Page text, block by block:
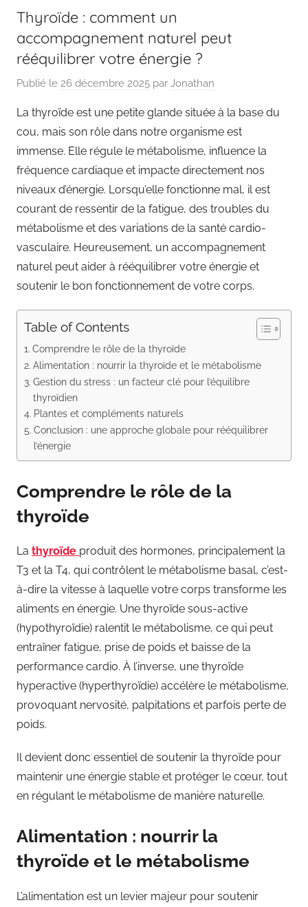
Thyroïde : comment un
accompagnement naturel peut
rééquilibrer votre énergie ?
Publié le 26 décembre 2025 par Jonathan
La thyroïde est une petite glande située à la base du
cou, mais son rôle dans notre organisme est
immense. Elle régule le métabolisme, influence la
fréquence cardiaque et impacte directement nos
niveaux d’énergie. Lorsqu’elle fonctionne mal, il est
courant de ressentir de la fatigue, des troubles du
métabolisme et des variations de la santé cardio-
vasculaire. Heureusement, un accompagnement
naturel peut aider à rééquilibrer votre énergie et
soutenir le bon fonctionnement de votre corps.
Table of Contents
Comprendre le rôle de la thyroïde
Alimentation : nourrir la thyroïde et le métabolisme
Gestion du stress : un facteur clé pour l’équilibre
thyroïdien
Plantes et compléments naturels
Conclusion : une approche globale pour rééquilibrer
l’énergie
Comprendre le rôle de la
thyroïde
La thyroïde produit des hormones, principalement la
T3 et la T4, qui contrôlent le métabolisme basal, c’est-
à-dire la vitesse à laquelle votre corps transforme les
aliments en énergie. Une thyroïde sous-active
(hypothyroïdie) ralentit le métabolisme, ce qui peut
entraîner fatigue, prise de poids et baisse de la
performance cardio. À l’inverse, une thyroïde
hyperactive (hyperthyroïdie) accélère le métabolisme,
provoquant nervosité, palpitations et parfois perte de
poids.
Il devient donc essentiel de soutenir la thyroïde pour
maintenir une énergie stable et protéger le cœur, tout
en régulant le métabolisme de manière naturelle.
Alimentation : nourrir la
thyroïde et le métabolisme
L’alimentation est un levier majeur pour soutenir